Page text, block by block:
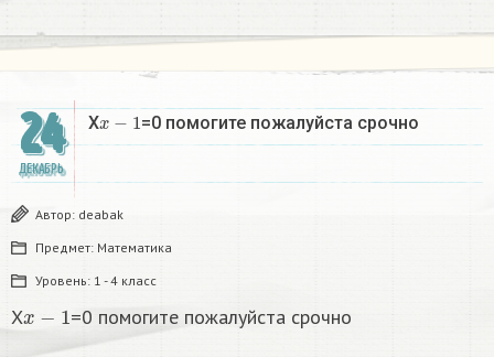
24
ДЕКАБРЬ
Xx−1 =0 помогите пожалуйста срочно
Автор: deabak
Предмет: Математика
Уровень: 1 - 4 класс
X =0 помогите пожалуйста срочно